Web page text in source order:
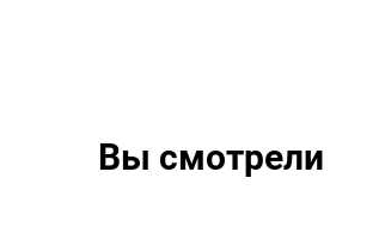
Вы смотрели